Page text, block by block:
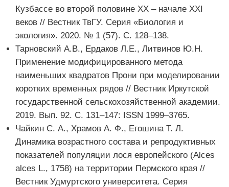
Кузбассе во второй половине ХХ – начале ХХI
веков // Вестник ТвГУ. Серия «Биология и
экология». 2020. № 1 (57). С. 128–138.
Тарновский А.В., Ердаков Л.Е., Литвинов Ю.Н.
Применение модифицированного метода
наименьших квадратов Прони при моделировании
коротких временных рядов // Вестник Иркутской
государственной сельскохозяйственной академии.
2019. Вып. 92. С. 131–147: ISSN 1999–3765.
Чайкин С. А., Храмов А. Ф., Егошина Т. Л.
Динамика возрастного состава и репродуктивных
показателей популяции лося европейского (Alces
alces L., 1758) на территории Пермского края //
Вестник Удмуртского университета. Серия